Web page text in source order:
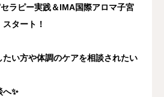
ラピー実践＆IMA国際アロマ子宮
タート！
い方や体調のケアを相談されたい
へ✨